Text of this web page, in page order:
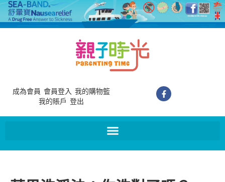
成為會員 會員登入 我的購物籃
我的賬戶 登出